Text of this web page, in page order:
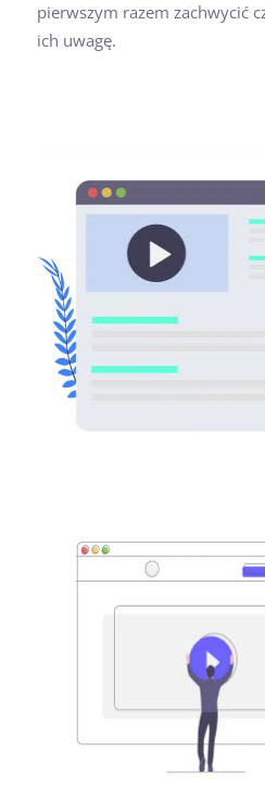
pierwszym razem zachwycić
ich uwagę.